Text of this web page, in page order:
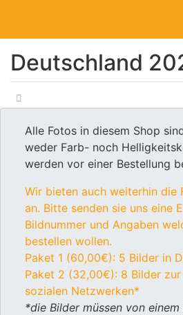
Deutschland
Alle Fotos in diesem Shop
weder Farb- noch
werden vor einer Bestellung
Wir bieten auch weiterhin die
an. Bitte senden sie uns eine
Bildnummer und Angaben
bestellen wollen.
Paket 1 (60,00€): 5 Bilder in
Paket 2 (32,00€): 8 Bilder
sozialen Netzwerken*
*die Bilder müssen von